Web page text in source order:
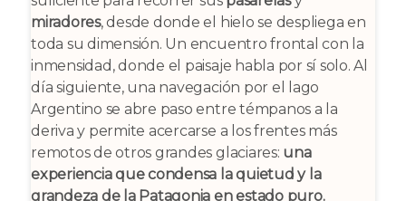
miradores, desde donde el hielo se despliega en
toda su dimensión. Un encuentro frontal con la
inmensidad, donde el paisaje habla por sí solo. Al
día siguiente, una navegación por el lago
Argentino se abre paso entre témpanos a la
deriva y permite acercarse a los frentes más
remotos de otros grandes glaciares: una
experiencia que condensa la quietud y la
grandeza de la Patagonia en estado puro.